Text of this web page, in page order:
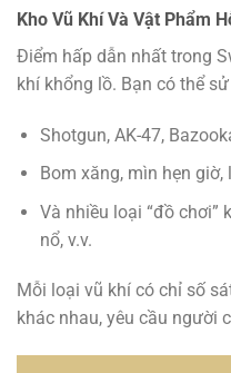
Kho Vũ Khí Và Vật Phẩm
Điểm hấp dẫn nhất trong
khí khổng lồ. Bạn có thể
Shotgun, AK-47,
Bom xăng, mìn hẹn
Và nhiều loại “đồ chơi”
nổ, v.v.
Mỗi loại vũ khí có chỉ số
khác nhau, yêu cầu người